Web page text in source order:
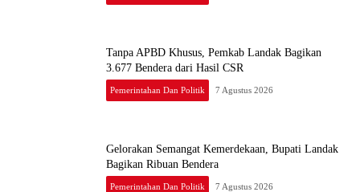
Tanpa APBD Khusus, Pemkab Landak Bagikan
3.677 Bendera dari Hasil CSR
Pemerintahan Dan Politik 7 Agustus 2026
Gelorakan Semangat Kemerdekaan, Bupati Landak
Bagikan Ribuan Bendera
Pemerintahan Dan Politik 7 Agustus 2026